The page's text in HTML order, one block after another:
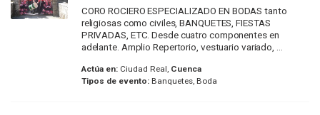
CORO ROCIERO ESPECIALIZADO EN BODAS tanto
religiosas como civiles, BANQUETES, FIESTAS
PRIVADAS, ETC. Desde cuatro componentes en
adelante. Amplio Repertorio, vestuario variado, ...
Actúa en:Ciudad Real, Cuenca
Tipos de evento:Banquetes, Boda